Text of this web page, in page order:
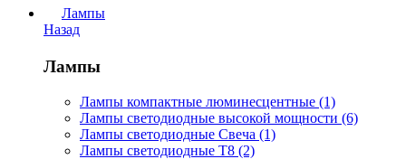
Лампы
Назад
Лампы
Лампы компактные люминесцентные (1)
Лампы светодиодные высокой мощности (6)
Лампы светодиодные Свеча (1)
Лампы светодиодные Т8 (2)